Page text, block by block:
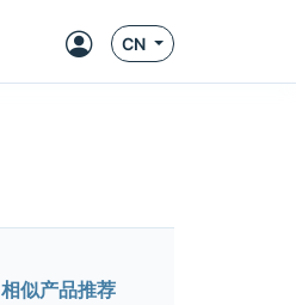
CN
相似产品推荐